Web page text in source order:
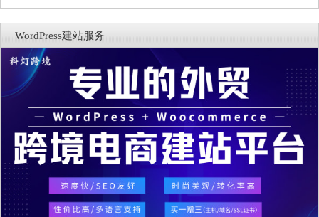
WordPress建站服务